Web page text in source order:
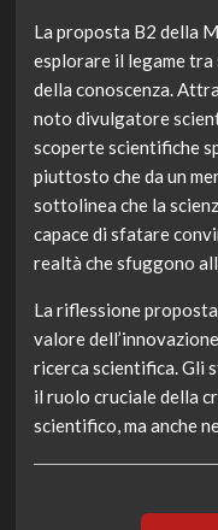
La proposta B2 della
esplorare il legame tra
della conoscenza.
noto divulgatore
scoperte scientifiche
piuttosto che da un
sottolinea che la
capace di sfatare
realtà che sfuggono
La riflessione
valore
ricerca scientifica. Gli
il ruolo cruciale della
scientifico, ma anche